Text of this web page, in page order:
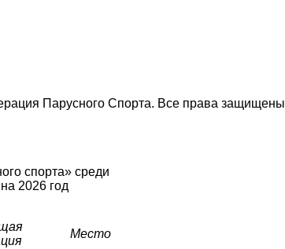
Парусного Спорта. Все права защищены
спорта» среди
2026 год
Место